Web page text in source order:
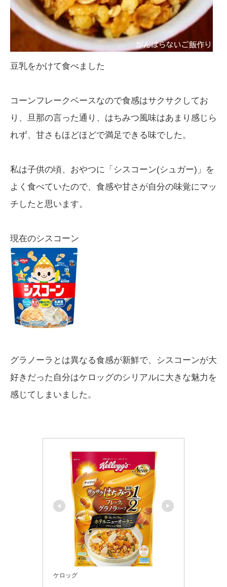
豆乳をかけて食べました
コーンフレークベースなので食感はサクサクしてお
り、旦那の言った通り、はちみつ風味はあまり感じら
れず、甘さもほどほどで満足できる味でした。
私は子供の頃、おやつに「シスコーン(シュガー)」を
よく食べていたので、食感や甘さが自分の味覚にマッ
チしたと思います。
現在のシスコーン
グラノーラとは異なる食感が新鮮で、シスコーンが大
好きだった自分はケロッグのシリアルに大きな魅力を
感じてしまいました。
ケロッグ